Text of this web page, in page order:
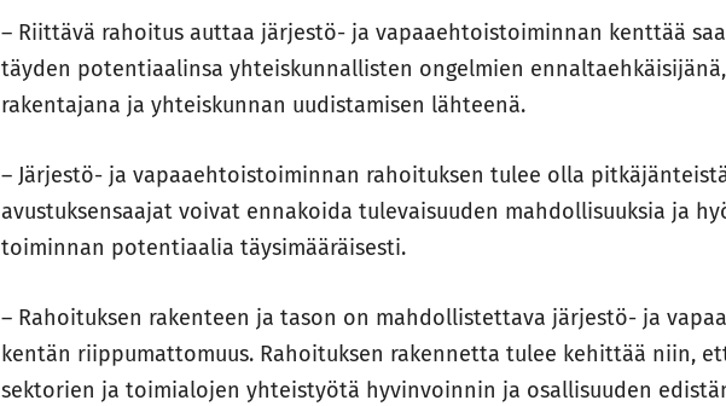
– Riittävä rahoitus auttaa järjestö- ja vapaaehtoistoiminnan kenttää
täyden potentiaalinsa yhteiskunnallisten ongelmien
rakentajana ja yhteiskunnan uudistamisen lähteenä.
– Järjestö- ja vapaaehtoistoiminnan rahoituksen tulee olla
avustuksensaajat voivat ennakoida tulevaisuuden mahdollisuuksia ja
toiminnan potentiaalia täysimääräisesti.
– Rahoituksen rakenteen ja tason on mahdollistettava järjestö- ja
kentän riippumattomuus. Rahoituksen rakennetta tulee kehittää niin,
sektorien ja toimialojen yhteistyötä hyvinvoinnin ja osallisuuden